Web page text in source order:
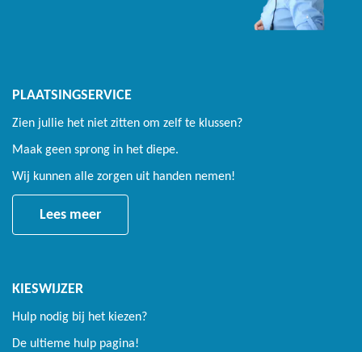
PLAATSINGSERVICE
Zien jullie het niet zitten om zelf te klussen?
Maak geen sprong in het diepe.
Wij kunnen alle zorgen uit handen nemen!
Lees meer
KIESWIJZER
Hulp nodig bij het kiezen?
De ultieme hulp pagina!